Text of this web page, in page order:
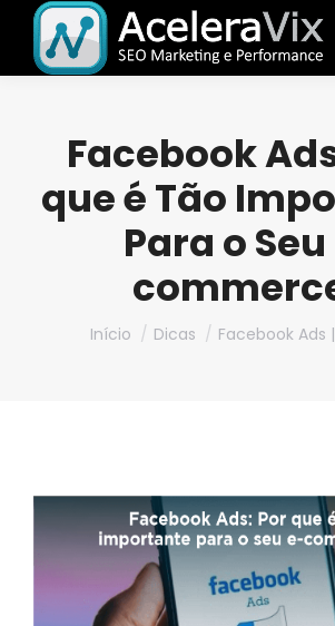
Facebook
que é Tão
Para o Seu
Você está aqui:
Início Dicas Facebook Ads